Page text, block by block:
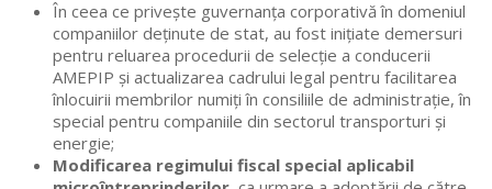
În ceea ce privește guvernanța corporativă în domeniul
companiilor deținute de stat, au fost inițiate demersuri
pentru reluarea procedurii de selecție a conducerii
AMEPIP și actualizarea cadrului legal pentru facilitarea
înlocuirii membrilor numiți în consiliile de administrație, în
special pentru companiile din sectorul transporturi și
energie;
Modificarea regimului fiscal special aplicabil